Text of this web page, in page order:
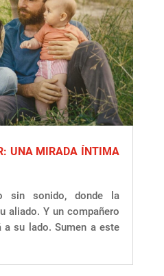
UNA MIRADA ÍNTIMA
sin sonido, donde la
aliado. Y un compañero
su lado. Sumen a este